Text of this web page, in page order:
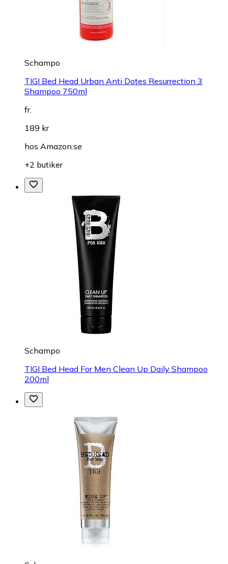
Schampo
TIGI Bed Head Urban Anti Dotes Resurrection 3
Shampoo 750ml
fr.
189 kr
hos Amazon.se
+2 butiker
Schampo
TIGI Bed Head For Men Clean Up Daily Shampoo
200ml